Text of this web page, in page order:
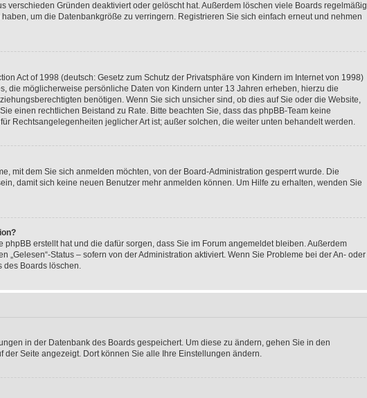
verschieden Gründen deaktiviert oder gelöscht hat. Außerdem löschen viele Boards regelmäßig
um die Datenbankgröße zu verringern. Registrieren Sie sich einfach erneut und nehmen
Act of 1998 (deutsch: Gesetz zum Schutz der Privatsphäre von Kindern im Internet von 1998)
die möglicherweise persönliche Daten von Kindern unter 13 Jahren erheben, hierzu die
benötigen. Wenn Sie sich unsicher sind, ob dies auf Sie oder die Website,
einen rechtlichen Beistand zu Rate. Bitte beachten Sie, dass das phpBB-Team keine
Rechtsangelegenheiten jeglicher Art ist; außer solchen, die weiter unten behandelt werden.
mit dem Sie sich anmelden möchten, von der Board-Administration gesperrt wurde. Die
damit sich keine neuen Benutzer mehr anmelden können. Um Hilfe zu erhalten, wenden Sie
phpBB erstellt hat und die dafür sorgen, dass Sie im Forum angemeldet bleiben. Außerdem
Status – sofern von der Administration aktiviert. Wenn Sie Probleme bei der An- oder
des Boards löschen.
in der Datenbank des Boards gespeichert. Um diese zu ändern, gehen Sie in den
der Seite angezeigt. Dort können Sie alle Ihre Einstellungen ändern.